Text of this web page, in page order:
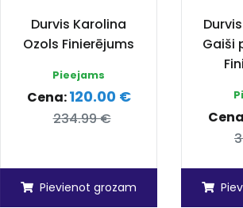
Durvis Karolina
Ozols Finierējums
Pieejams
Cena:120.00 €
234.99 €
Pievienot grozam
Gaiši